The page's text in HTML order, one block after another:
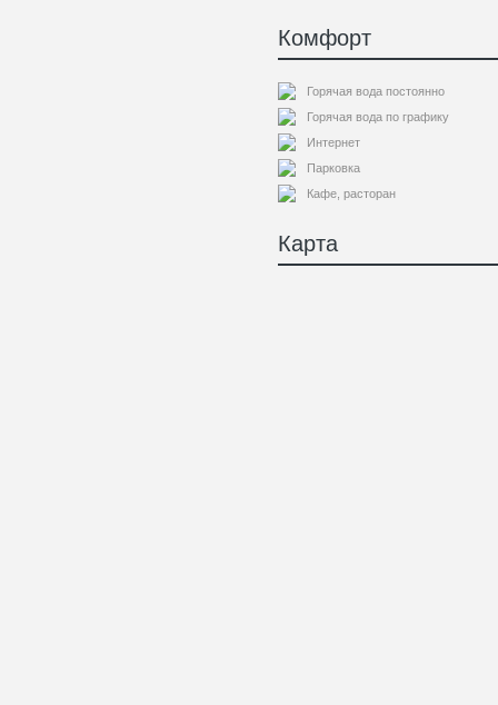
Комфорт
Горячая вода постоянно
Горячая вода по графику
Интернет
Парковка
Кафе, расторан
Карта